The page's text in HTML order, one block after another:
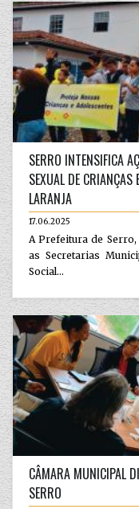
SERRO INTENSIFICA
SEXUAL DE CRIANÇAS
LARANJA
17.06.2025
A Prefeitura de
as Secretarias
Social...
CÂMARA MUNICIPAL
SERRO